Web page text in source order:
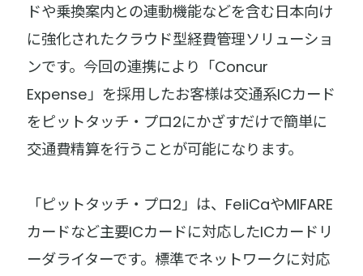
ドや乗換案内との連動機能などを含む日本向け
に強化されたクラウド型経費管理ソリューショ
ンです。今回の連携により「Concur
Expense」を採用したお客様は交通系ICカード
をピットタッチ・プロ2にかざすだけで簡単に
交通費精算を行うことが可能になります。
「ピットタッチ・プロ2」は、FeliCaやMIFARE
カードなど主要ICカードに対応したICカードリ
ーダライターです。標準でネットワークに対応